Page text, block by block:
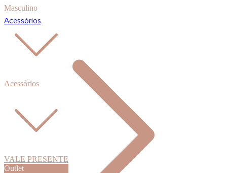
Masculino
Acessórios
VALE PRESENTE
Outlet
Acessórios